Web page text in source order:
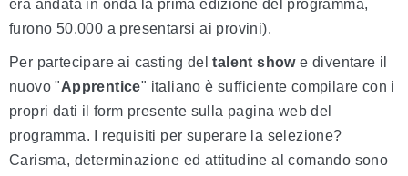
era andata in onda la prima edizione del programma,
furono 50.000 a presentarsi ai provini).
Per partecipare ai casting deltalent showe diventare il
nuovo "Apprentice" italiano è sufficiente compilare con i
propri dati il form presente sulla pagina web del
programma. I requisiti per superare la selezione?
Carisma, determinazione ed attitudine al comando sono